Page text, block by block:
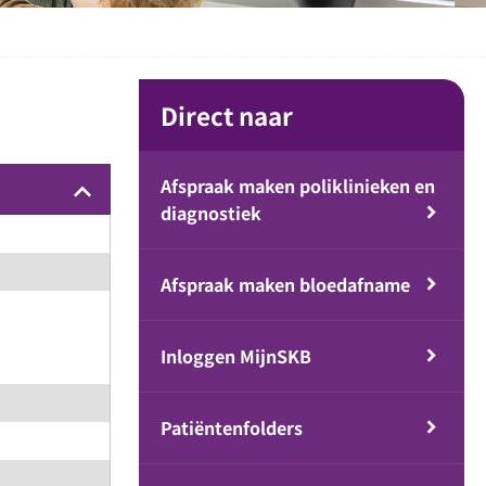
keyboard_arrow_up
Direct naar
Afspraak maken poliklinieken en
diagnostiek
Afspraak maken bloedafname
Inloggen MijnSKB
Patiëntenfolders